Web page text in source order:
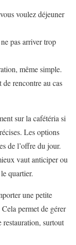
voulez déjeuner
pas arriver trop
même simple.
rencontre au cas
sur la cafétéria si
Les options
de l’offre du jour.
vaut anticiper ou
quartier.
une petite
permet de gérer
restauration, surtout